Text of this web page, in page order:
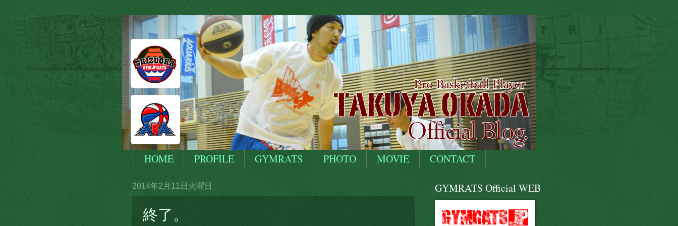
HOME PROFILE GYMRATS PHOTO MOVIE CONTACT
2014年2月11日火曜日
終了。
GYMRATS Official WEB